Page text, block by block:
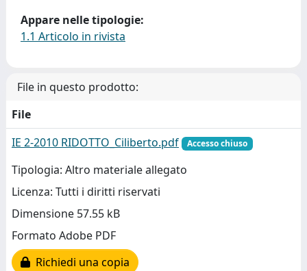
Appare nelle tipologie:
1.1 Articolo in rivista
File in questo prodotto:
File
IE 2-2010 RIDOTTO_Ciliberto.pdf
Accesso chiuso
Tipologia: Altro materiale allegato
Licenza: Tutti i diritti riservati
Dimensione 57.55 kB
Formato Adobe PDF
Richiedi una copia